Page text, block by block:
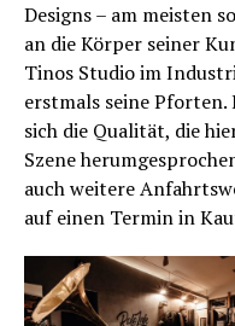
Designs – am meisten
an die Körper seiner
Tinos Studio im
erstmals seine
sich die Qualität, die
Szene
auch weitere
auf einen Termin in